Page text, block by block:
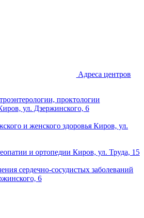
Адреса центров
проктологии
ул. Дзержинского, 6
и женского здоровья Киров, ул.
и ортопедии Киров, ул. Труда, 15
сердечно-сосудистых заболеваний
6